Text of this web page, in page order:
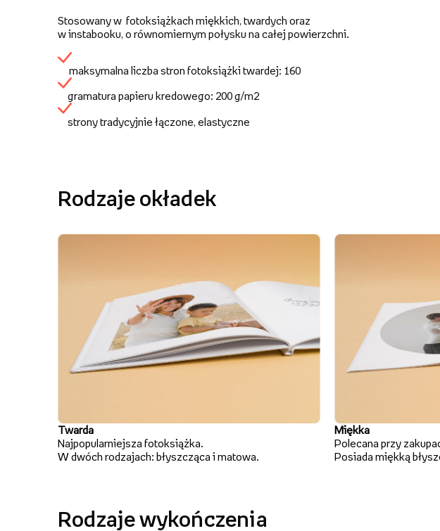
Stosowany w fotoksiążkach miękkich, twardych oraz
w instabooku, o równomiernym połysku na całej powierzchni.
maksymalna liczba stron fotoksiążki twardej: 160
gramatura papieru kredowego: 200 g/m2
strony tradycyjnie łączone, elastyczne
Rodzaje okładek
Twarda
Najpopularniejsza fotoksiążka.
W dwóch rodzajach: błyszcząca i matowa.
Miękka
Polecana przy
Posiada miękką
Rodzaje wykończenia